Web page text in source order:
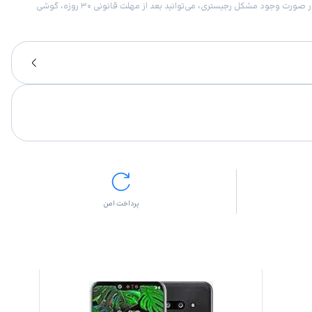
امکان برگشت کالا در گروه موبایل با دلیل “انصراف از خرید“ تنها در صورتی مورد قبول است که پلمب کالا باز نشده باشد. تمام گوشی‌های جی‌اس‌ام ضمانت رجیستری دارند. در صورت وجود مشکل رجیستری، می‌توانید بعد از مهلت قانونی ۳۰ روزه، گوشی
پرداخت امن